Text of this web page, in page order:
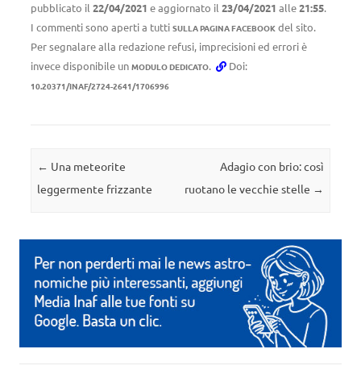
pubblicato il 22/04/2021 e aggiornato il 23/04/2021 alle21:55.
I commenti sono aperti a tutti SULLA PAGINA FACEBOOK del sito.
Per segnalare alla redazione refusi, imprecisioni ed errori è
invece disponibile un MODULO DEDICATO. Doi:
10.20371/INAF/2724-2641/1706996
Navigazione articolo
← Una meteorite
leggermente frizzante
Adagio con brio: così
ruotano le vecchie stelle →